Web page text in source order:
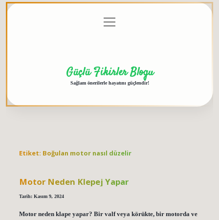
menüyü
aç
Güçlü Fikirler Blogu
Sağlam önerilerle hayatını güçlendir!
Etiket: Boğulan motor nasıl düzelir
Motor Neden Klepej Yapar
Tarih: Kasım 9, 2024
Motor neden klape yapar? Bir valf veya körükte, bir motorda ve